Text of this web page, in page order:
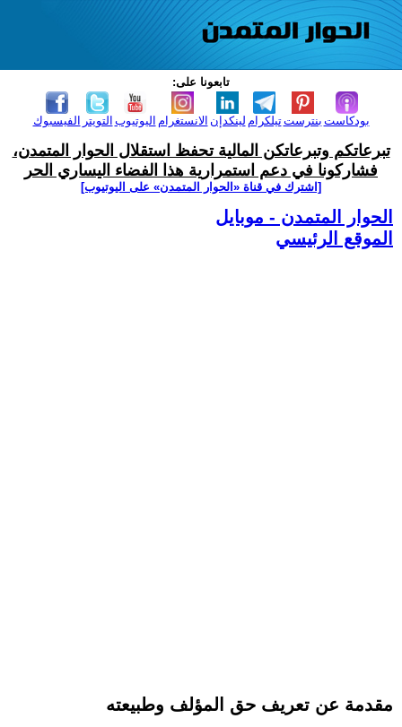
تابعونا على:
الفيسبوك التويتر اليوتيوب الانستغرام لينكدإن تيلكرامبنترست بودكاست
تبرعاتكم وتبرعاتكن المالية تحفظ استقلال الحوار المتمدن،
فشاركونا في دعم استمرارية هذا الفضاء اليساري الحر
[اشترك في قناة ‫«الحوار المتمدن» على اليوتيوب]
الحوار المتمدن - موبايل
الموقع الرئيسي
مقدمة عن تعريف حق المؤلف وطبيعته